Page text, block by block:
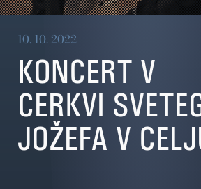
10. 10. 2022
KONCERT V
CERKVI
JOŽEFA V